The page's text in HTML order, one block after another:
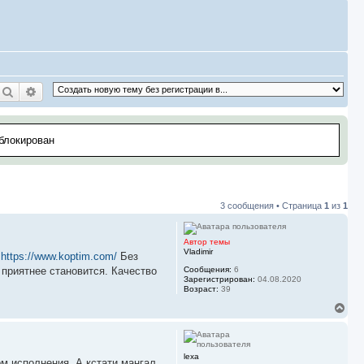
Поиск Расширенный поиск
3 сообщения • Страница 1 из 1
Автор темы
Vladimir
Сообщения: 6
Зарегистрирован: 04.08.2020
Возраст: 39
https://www.koptim.com/ Без
становится. Качество
lexa